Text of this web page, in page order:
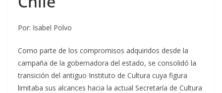
Por: Isabel Polvo
Como parte de los compromisos adquiridos desde la
campaña de la gobernadora del estado, se consolidó la
transición del antiguo Instituto de Cultura cuya figura
limitaba sus alcances hacia la actual Secretaría de Cultura